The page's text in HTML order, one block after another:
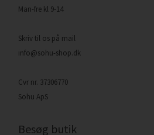
Man-fre kl 9-14
Skriv til os på mail
info@sohu-shop.dk
Cvr nr. 37306770
Sohu ApS
Besøg butik